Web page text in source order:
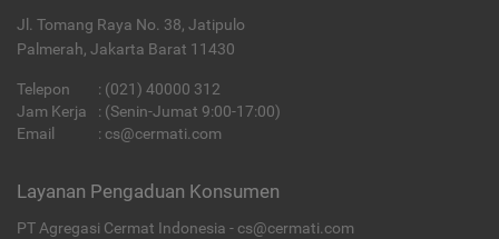
Jl. Tomang Raya No. 38, Jatipulo
Palmerah, Jakarta Barat 11430
Telepon : (021) 40000 312
Jam Kerja
: (Senin-Jumat 9:00-17:00)
Email
: cs@cermati.com
Layanan Pengaduan Konsumen
PT Agregasi Cermat Indonesia - cs@cermati.com